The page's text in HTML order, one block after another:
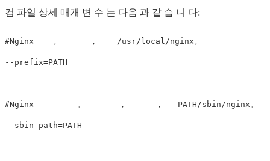
컴 파일 상세 매개 변 수 는 다음 과 같 습 니 다:
#Nginx    。      ，    /usr/local/nginx。
--prefix=PATH
#Nginx         。       ，      ，   PATH/sbin/
--sbin-path=PATH